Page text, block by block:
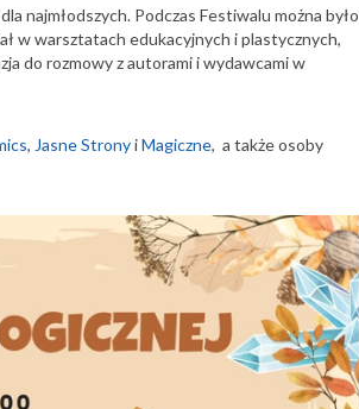
najmłodszych. Podczas Festiwalu można było
w warsztatach edukacyjnych i plastycznych,
do rozmowy z autorami i wydawcami w
, Jasne StronyiMagiczne, a także osoby